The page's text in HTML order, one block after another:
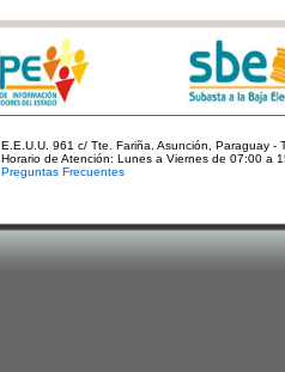
E.E.U.U. 961 c/ Tte. Fariña. Asunción, Paraguay -
Horario de Atención: Lunes a Viernes de 07:00 a
Preguntas Frecuentes